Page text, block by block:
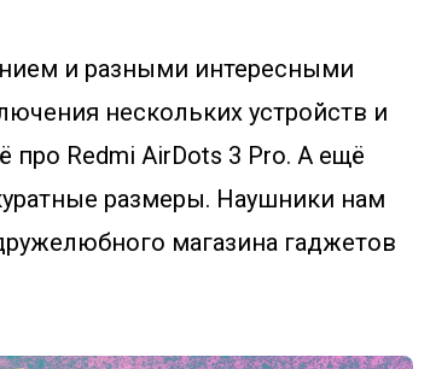
и разными интересными
нескольких устройств и
Redmi AirDots 3 Pro. А ещё
размеры. Наушники нам
магазина гаджетов